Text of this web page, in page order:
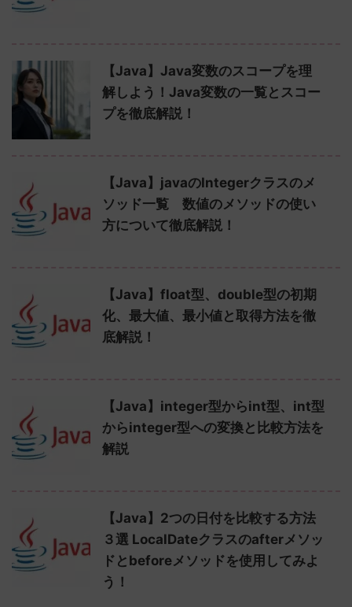
【Java】Java変数のスコープを理
解しよう！Java変数の一覧とスコー
プを徹底解説！
【Java】javaのIntegerクラスのメ
ソッド一覧 数値のメソッドの使い
方について徹底解説！
【Java】float型、double型の初期
化、最大値、最小値と取得方法を徹
底解説！
【Java】integer型からint型、int型
からinteger型への変換と比較方法を
解説
【Java】2つの日付を比較する方法
３選 LocalDateクラスのafterメソッ
ドとbeforeメソッドを使用してみよ
う！